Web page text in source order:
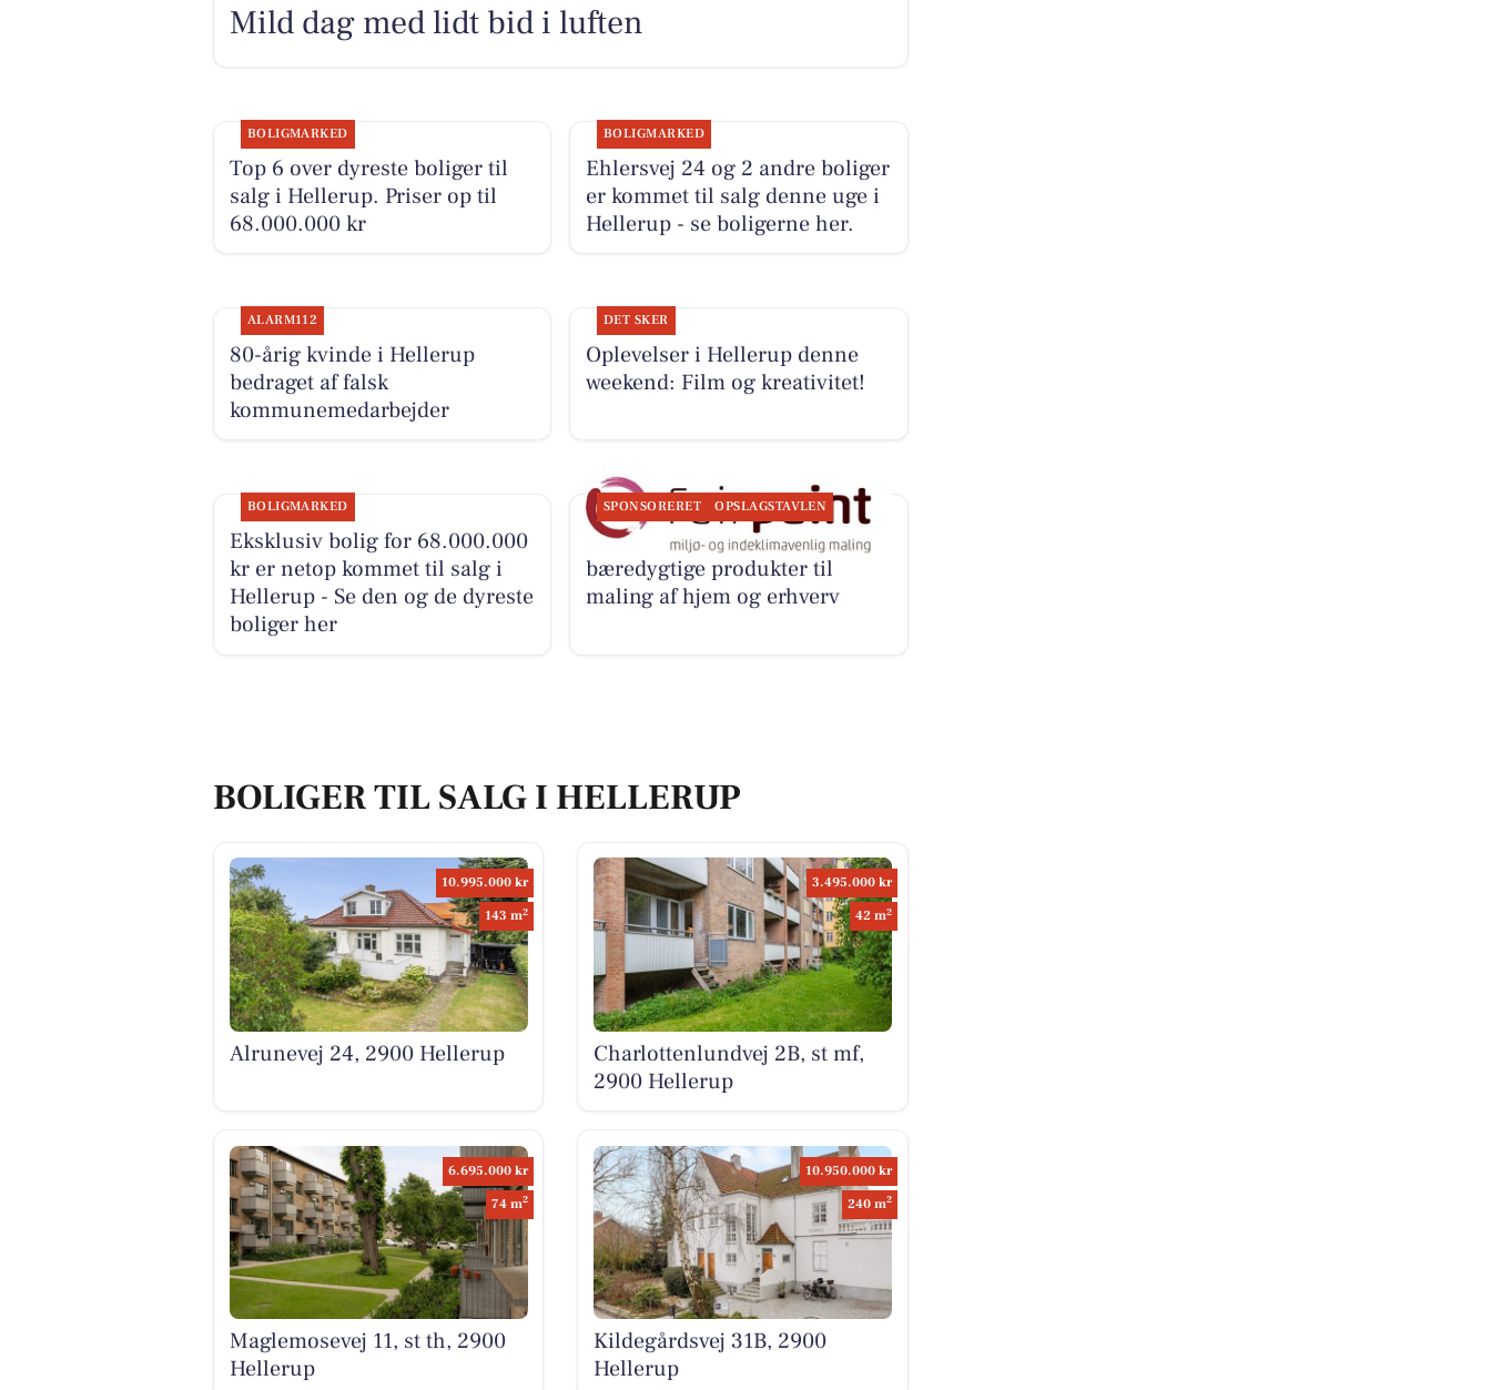
Mild dag med lidt bid i luften
BOLIGMARKED
Top 6 over dyreste boliger til
salg i Hellerup. Priser op til
68.000.000 kr
BOLIGMARKED
Ehlersvej 24 og 2 andre boliger
er kommet til salg denne uge i
Hellerup - se boligerne her.
ALARM112
80-årig kvinde i Hellerup
bedraget af falsk
kommunemedarbejder
DET SKER
Oplevelser i Hellerup denne
weekend: Film og kreativitet!
BOLIGMARKED
Eksklusiv bolig for 68.000.000
kr er netop kommet til salg i
Hellerup - Se den og de dyreste
boliger her
SPONSORERET OPSLAGSTAVLEN
Fairpaint ApS tilbyder
bæredygtige produkter til
maling af hjem og erhverv
BOLIGER TIL SALG I HELLERUP
10.995.000 kr
143 m2
Alrunevej 24, 2900 Hellerup
3.495.000 kr
42 m2
Charlottenlundvej 2B, st mf,
2900 Hellerup
6.695.000 kr
74 m2
Maglemosevej 11, st th, 2900
Hellerup
10.950.000 kr
240 m2
Kildegårdsvej 31B, 2900
Hellerup